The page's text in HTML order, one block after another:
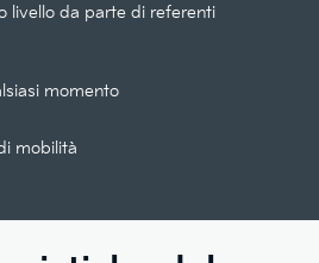
livello da parte di referenti
momento
mobilità